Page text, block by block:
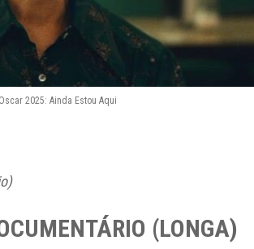
Oscar 2025: Ainda Estou Aqui
)
(LONGA)